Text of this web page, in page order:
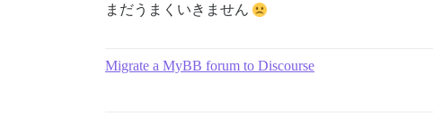
まだうまくいきません
Migrate a MyBB forum to Discourse